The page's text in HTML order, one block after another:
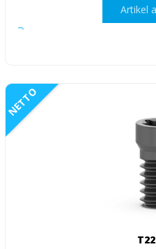
Artikel
NETTO